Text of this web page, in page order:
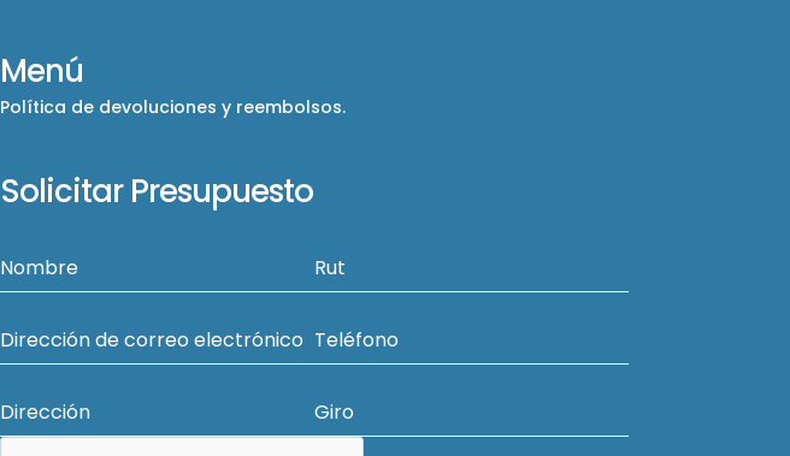
Menú
Política de devoluciones y reembolsos.
Solicitar Presupuesto
Nombre Rut
Dirección de correo electrónico Teléfono
Dirección Giro